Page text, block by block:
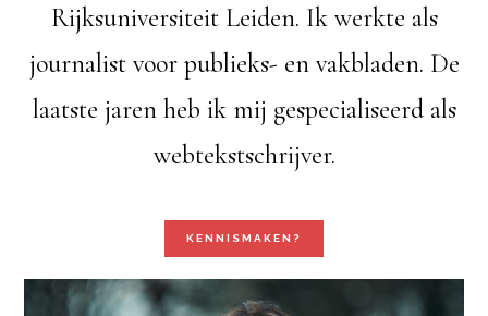
Rijksuniversiteit Leiden. Ik werkte als
journalist voor publieks- en vakbladen. De
laatste jaren heb ik mij gespecialiseerd als
webtekstschrijver.
KENNISMAKEN?